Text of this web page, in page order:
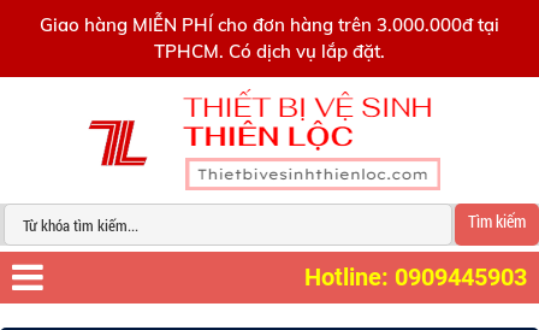
Giao hàng MIỄN PHÍ cho đơn hàng trên 3.000.000đ tại
TPHCM. Có dịch vụ lắp đặt.
Tìm kiếm
Hotline: 0909445903
0909445903